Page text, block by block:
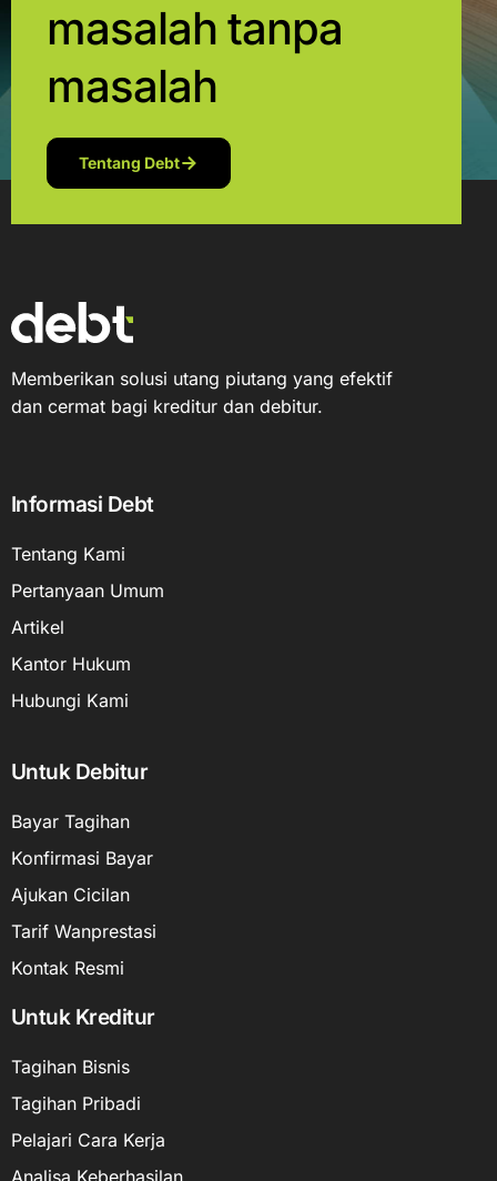
masalah tanpa
masalah
Tentang Debt
Memberikan solusi utang piutang yang efektif
dan cermat bagi kreditur dan debitur.
Informasi Debt
Tentang Kami
Pertanyaan Umum
Artikel
Kantor Hukum
Hubungi Kami
Untuk Debitur
Bayar Tagihan
Konfirmasi Bayar
Ajukan Cicilan
Tarif Wanprestasi
Kontak Resmi
Untuk Kreditur
Tagihan Bisnis
Tagihan Pribadi
Pelajari Cara Kerja